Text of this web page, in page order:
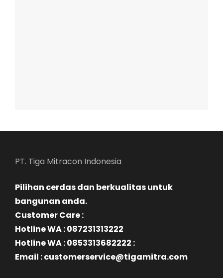
PT. Tiga Mitracon Indonesia
Pilihan cerdas dan berkualitas untuk
bangunan anda.
Customer Care :
Hotline WA : 087231313222
Hotline WA : 0853313682222 :
Email : customerservice@tigamitra.com